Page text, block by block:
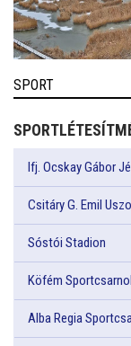
SPORT
Ifj. Ocskay Gábor
Csitáry G. Emil
Sóstói Stadion
Köfém
Alba Regia